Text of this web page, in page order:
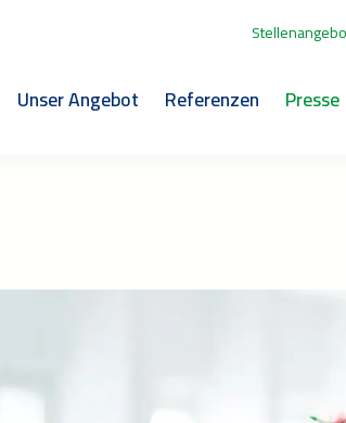
Unser Angebot Referenzen Presse